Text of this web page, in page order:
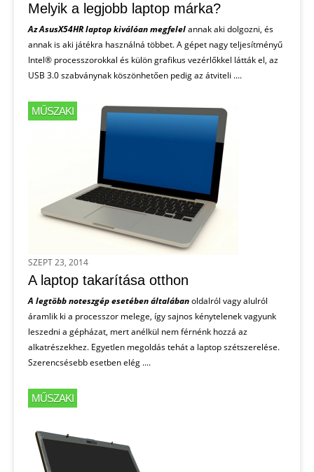
Melyik a legjobb laptop márka?
Az AsusX54HR laptop kiválóan megfelelannak aki dolgozni, és
annak is aki játékra használná többet. A gépet nagy teljesítményű
Intel® processzorokkal és külön grafikus vezérlőkkel látták el, az
USB 3.0 szabványnak köszönhetően pedig az átviteli ....
MŰSZAKI
SZEPT 23, 2014
A laptop takarítása otthon
A legtöbb noteszgép esetében általábanoldalról vagy alulról
áramlik ki a processzor melege, így sajnos kénytelenek vagyunk
leszedni a gépházat, mert anélkül nem férnénk hozzá az
alkatrészekhez. Egyetlen megoldás tehát a laptop szétszerelése.
Szerencsésebb esetben elég ....
MŰSZAKI